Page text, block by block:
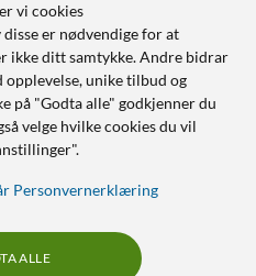
vi cookies
er nødvendige for at
ikke ditt samtykke. Andre bidrar
opplevelse, unike tilbud og
på "Godta alle" godkjenner du
velge hvilke cookies du vil
Personvernerklæring
ALLE